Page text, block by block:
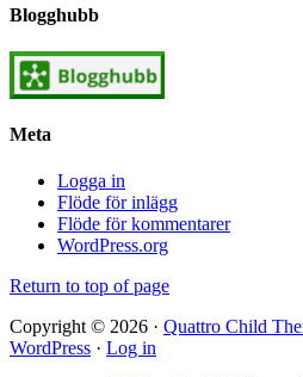
Blogghubb
Meta
Logga in
Flöde för inlägg
Flöde för kommentarer
WordPress.org
Return to top of page
Copyright © 2026 · Quattro Child
WordPress · Log in